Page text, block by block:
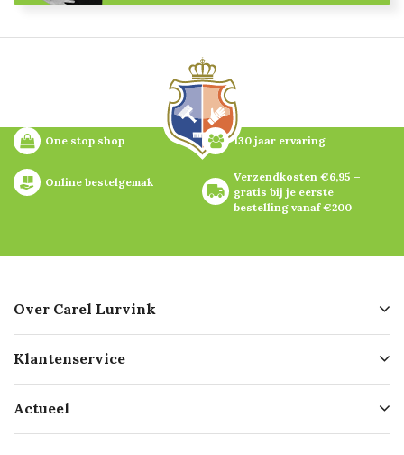
One stop shop 130 jaar ervaring
Online bestelgemak
Verzendkosten €6,95 –
gratis bij je eerste
bestelling vanaf €200
Over Carel Lurvink
Geschiedenis
Missie
Klantenservice
Bezorgen
Actueel